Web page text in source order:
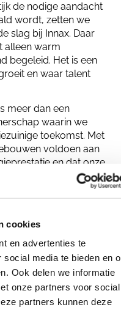
cookies
en advertenties te
media te bieden en
Ook delen we informatie
onze partners voor social
partners kunnen deze
de nodige aandacht
wordt, zetten we
slag bij Innax. Daar
alleen warm
begeleid. Het is een
en waar talent
meer dan een
waarin we
toekomst. Met
voldoen aan
en dat onze
ons versnelde
In slechts 8
opleidingstraject,
Zo kun je de theorie
krijg je een